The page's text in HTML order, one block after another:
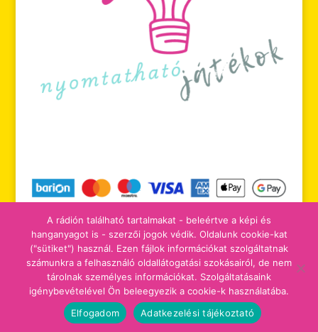
tájékoztatók adomány/támogatás
A rádión található tartalmakat - beleértve a képi és
hanganyagot is - szerzői jogok védik. Oldalunk cookie-kat
("sütiket") használ. Ezen fájlok információkat szolgáltatnak
számunkra a felhasználó oldallátogatási szokásairól, de nem
tárolnak személyes információkat. Szolgáltatásaink
igénybevételével Ön beleegyezik a cookie-k használatába.
Elfogadom
Adatkezelési tájékoztató